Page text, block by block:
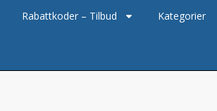
Rabattkoder – Tilbud Kategorier